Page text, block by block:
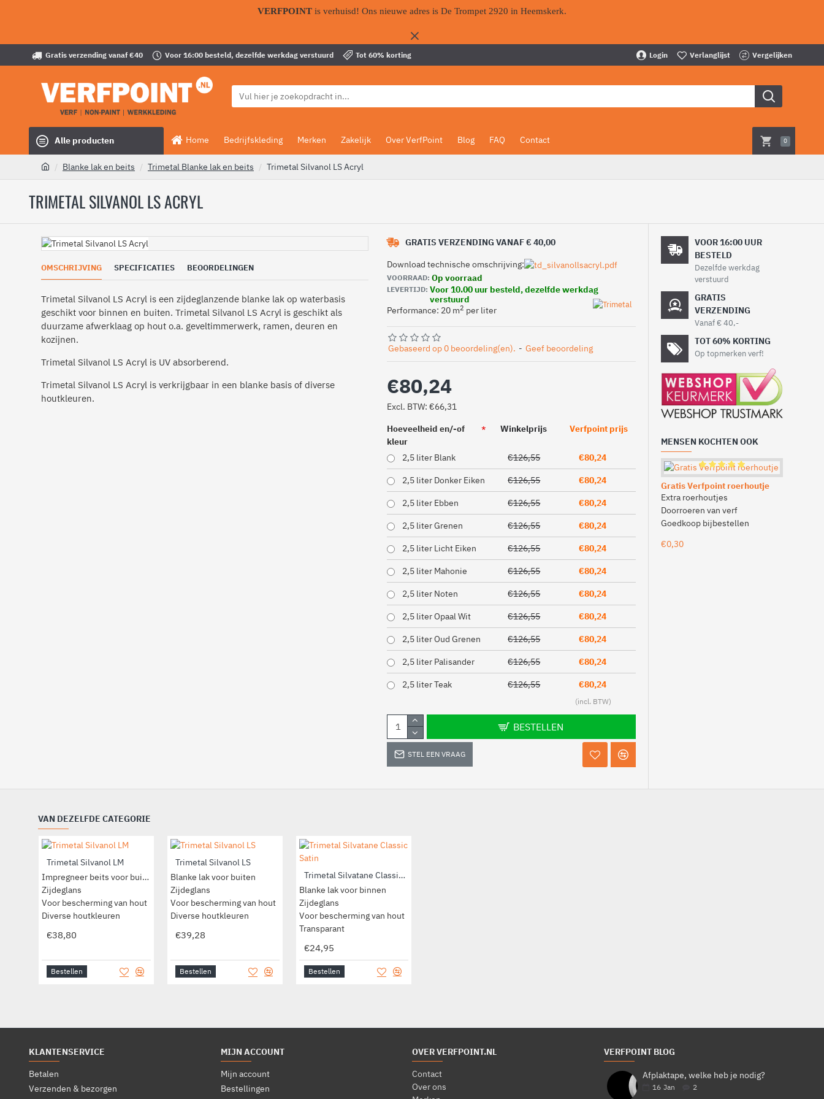
VERFPOINT is verhuisd! Ons nieuwe adres is De Trompet 2920 in Heemskerk.
Gratis verzending vanaf €40 Voor 16:00 besteld, dezelfde werkdag verstuurd Tot 60% korting Login Verlanglijst Vergelijken
Alle producten Home Bedrijfskleding Merken Zakelijk Over VerfPoint Blog FAQ Contact 0
Blanke lak en beits Trimetal Blanke lak en beits Trimetal Silvanol LS Acryl
TRIMETAL SILVANOL LS ACRYL
OMSCHRIJVING SPECIFICATIES BEOORDELINGEN
Trimetal Silvanol LS Acryl is een zijdeglanzende blanke lak op waterbasis
geschikt voor binnen en buiten. Trimetal Silvanol LS Acryl is geschikt als
duurzame afwerklaag op hout o.a. geveltimmerwerk, ramen, deuren en
kozijnen.
Trimetal Silvanol LS Acryl is UV absorberend.
Trimetal Silvanol LS Acryl is verkrijgbaar in een blanke basis of diverse
houtkleuren.
GRATIS VERZENDING VANAF € 40,00
Download technische omschrijving:
VOORRAAD: Op voorraad
LEVERTIJD: Voor 10.00 uur besteld, dezelfde werkdag
verstuurd
Performance: 20 m2 per liter
Gebaseerd op 0 beoordeling(en). - Geef beoordeling
€80,24
Excl. BTW: €66,31
Hoeveelheid en/-of
kleur
Winkelprijs Verfpoint prijs
€126,55 €80,24
2,5 liter Blank
€126,55 €80,24
2,5 liter Donker Eiken
€126,55 €80,24
2,5 liter Ebben
€126,55 €80,24
2,5 liter Grenen
€126,55 €80,24
2,5 liter Licht Eiken
€126,55 €80,24
2,5 liter Mahonie
€126,55 €80,24
2,5 liter Noten
€126,55 €80,24
2,5 liter Opaal Wit
€126,55 €80,24
2,5 liter Oud Grenen
€126,55 €80,24
2,5 liter Palisander
€126,55 €80,24
2,5 liter Teak
BESTELLEN
STEL EEN VRAAG
VOOR 16:00 UUR
BESTELD
Dezelfde werkdag
verstuurd
GRATIS
VERZENDING
Vanaf € 40,-
TOT 60% KORTING
Op topmerken verf!
MENSEN KOCHTEN OOK
Gratis Verfpoint roerhoutje
Extra roerhoutjes
Doorroeren van verf
Goedkoop bijbestellen
€0,30
VAN DEZELFDE CATEGORIE
Trimetal Silvanol LM
Impregneer beits voor buiten
Zijdeglans
Voor bescherming van hout
Diverse houtkleuren
€38,80
Bestellen
Trimetal Silvanol LS
Blanke lak voor buiten
Zijdeglans
Voor bescherming van hout
Diverse houtkleuren
€39,28
Bestellen
Trimetal Silvatane Classic Satin
Blanke lak voor binnen
Zijdeglans
Voor bescherming van hout
Transparant
€24,95
Bestellen
KLANTENSERVICE
Betalen
Verzenden & bezorgen
MIJN ACCOUNT
Mijn account
Bestellingen
OVER VERFPOINT.NL
Contact
Over ons
VERFPOINT BLOG
Afplaktape, welke heb je nodig?
16 Jan 2